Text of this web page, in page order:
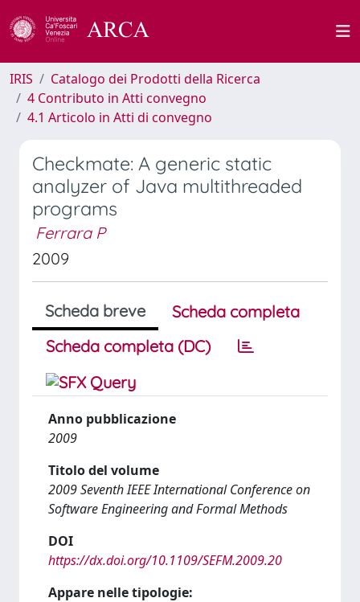
IRIS
Catalogo dei Prodotti della Ricerca
4 Contributo in Atti convegno
4.1 Articolo in Atti di convegno
Checkmate: A generic static
analyzer of Java multithreaded
programs
Ferrara P
2009
Scheda breve
Scheda completa
Scheda completa (DC)
Anno pubblicazione
2009
Titolo del volume
2009 Seventh IEEE International Conference on
Software Engineering and Formal Methods
DOI
https://dx.doi.org/10.1109/SEFM.2009.20
Appare nelle tipologie: